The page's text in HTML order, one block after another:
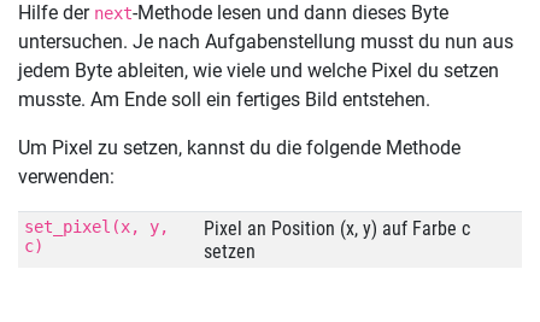
Hilfe der next-Methode lesen und dann dieses Byte
untersuchen. Je nach Aufgabenstellung musst du nun aus
jedem Byte ableiten, wie viele und welche Pixel du setzen
musste. Am Ende soll ein fertiges Bild entstehen.
Um Pixel zu setzen, kannst du die folgende Methode
verwenden:
set_pixel(x, y,
c)
Pixel an Position (x, y) auf Farbe c
setzen